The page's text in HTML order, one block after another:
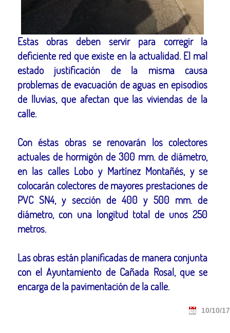
Estas obras deben servir para corregir la
deficiente red que existe en la actualidad. El mal
estado justificación de la misma causa
problemas de evacuación de aguas en episodios
de lluvias, que afectan que las viviendas de la
calle.
Con éstas obras se renovarán los colectores
actuales de hormigón de 300 mm. de diámetro,
en las calles Lobo y Martínez Montañés, y se
colocarán colectores de mayores prestaciones de
PVC SN4, y sección de 400 y 500 mm. de
diámetro, con una longitud total de unos 250
metros.
Las obras están planificadas de manera conjunta
con el Ayuntamiento de Cañada Rosal, que se
encarga de la pavimentación de la calle.
10/10/17